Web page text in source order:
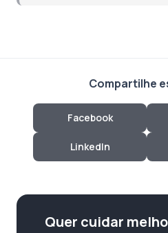
Compartilhe
Facebook
LinkedIn
Quer cuidar